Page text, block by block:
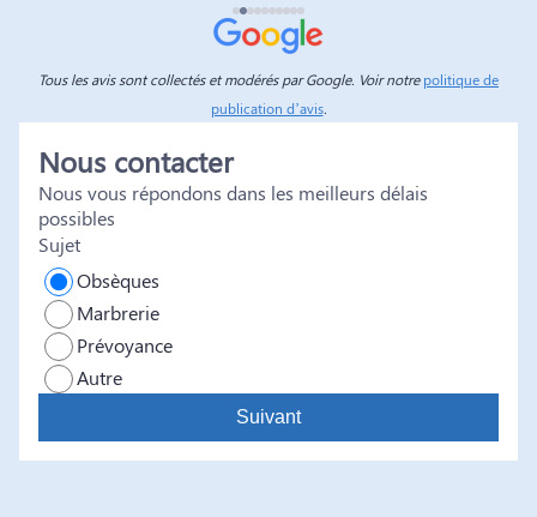
Tous les avis sont collectés et modérés par Google. Voir notrepolitique de
publication d’avis.
Nous contacter
Nous vous répondons dans les meilleurs délais
possibles
Sujet
Obsèques
Marbrerie
Prévoyance
Autre
Suivant